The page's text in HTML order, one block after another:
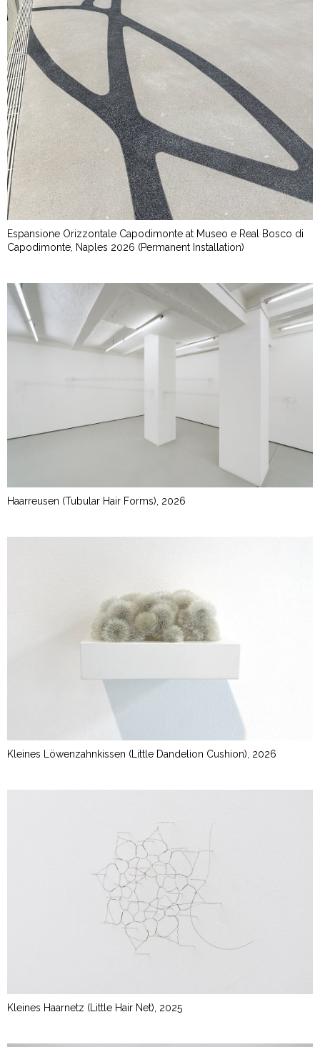
Espansione Orizzontale Capodimonte at Museo e Real Bosco di
Capodimonte, Naples 2026 (Permanent Installation)
Haarreusen (Tubular Hair Forms), 2026
Kleines Löwenzahnkissen (Little Dandelion Cushion), 2026
Kleines Haarnetz (Little Hair Net), 2025